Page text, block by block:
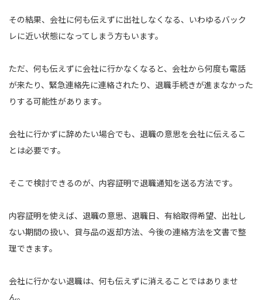
その結果、会社に何も伝えずに出社しなくなる、いわゆるバック
レに近い状態になってしまう方もいます。
ただ、何も伝えずに会社に行かなくなると、会社から何度も電話
が来たり、緊急連絡先に連絡されたり、退職手続きが進まなかった
りする可能性があります。
会社に行かずに辞めたい場合でも、退職の意思を会社に伝えるこ
とは必要です。
そこで検討できるのが、内容証明で退職通知を送る方法です。
内容証明を使えば、退職の意思、退職日、有給取得希望、出社し
ない期間の扱い、貸与品の返却方法、今後の連絡方法を文書で整
理できます。
会社に行かない退職は、何も伝えずに消えることではありませ
ん。